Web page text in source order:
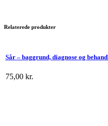
Relaterede produkter
Sår – baggrund, diagnose og
75,00 kr.